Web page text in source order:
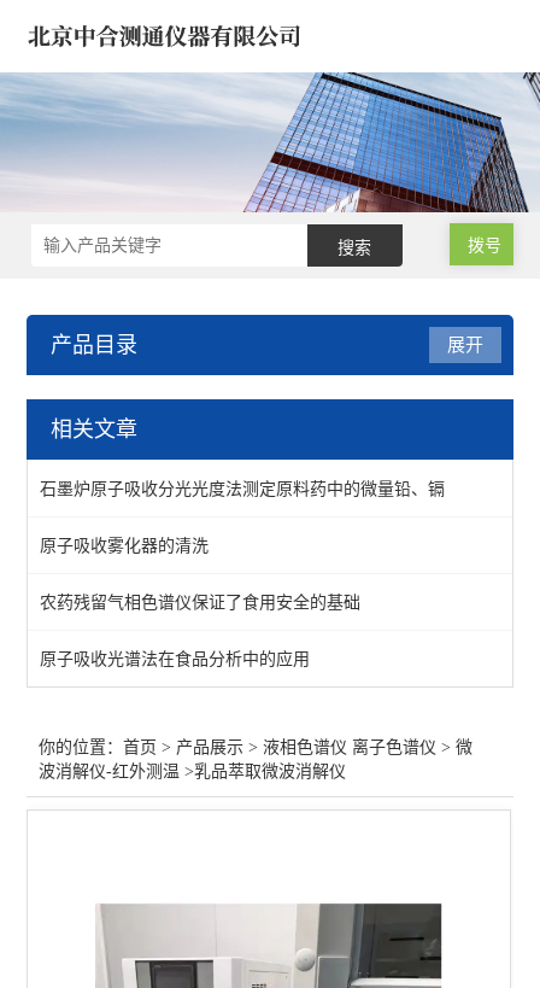
拨号
产品目录
液相色谱仪 离子色谱仪
微波消解仪-红外测温
展开
相关文章
石墨炉原子吸收分光光度法测定原料药中的微量铅、镉
原子吸收雾化器的清洗
农药残留气相色谱仪保证了食用安全的基础
原子吸收光谱法在食品分析中的应用
你的位置：首页 > 产品展示 >液相色谱仪 离子色谱仪 >微
波消解仪-红外测温 >乳品萃取微波消解仪